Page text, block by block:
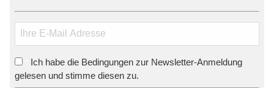
Ich habe die Bedingungen zur Newsletter-Anmeldung
gelesen und stimme diesen zu.